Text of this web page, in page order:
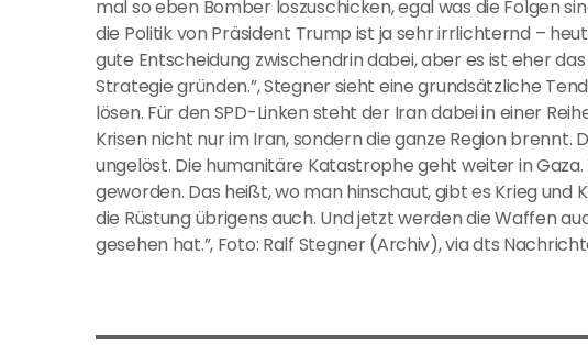
mal so eben Bomber loszuschicken, egal was die Folgen
die Politik von Präsident Trump ist ja sehr irrlichternd –
gute Entscheidung zwischendrin dabei, aber es ist eher
Strategie gründen.”, Stegner sieht eine grundsätzliche
lösen. Für den SPD-Linken steht der Iran dabei in einer
Krisen nicht nur im Iran, sondern die ganze Region brennt.
ungelöst. Die humanitäre Katastrophe geht weiter in
geworden. Das heißt, wo man hinschaut, gibt es Krieg und
die Rüstung übrigens auch. Und jetzt werden die Waffen
gesehen hat.”, Foto: Ralf Stegner (Archiv), via dts